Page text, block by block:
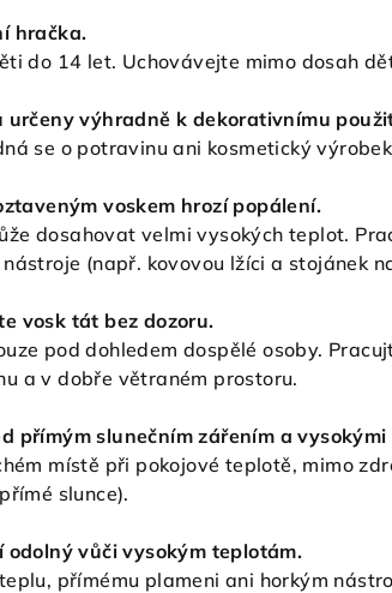
hračka.
do 14 let. Uchovávejte mimo dosah
určeny výhradně k dekorativnímu
se o potravinu ani kosmetický
voskem hrozí popálení.
dosahovat velmi vysokých teplot.
(např. kovovou lžíci a stojánek
vosk tát bez dozoru.
pod dohledem dospělé osoby.
a v dobře větraném prostoru.
přímým slunečním zářením a
místě při pokojové teplotě, mimo
slunce).
odolný vůči vysokým teplotám.
přímému plameni ani horkým